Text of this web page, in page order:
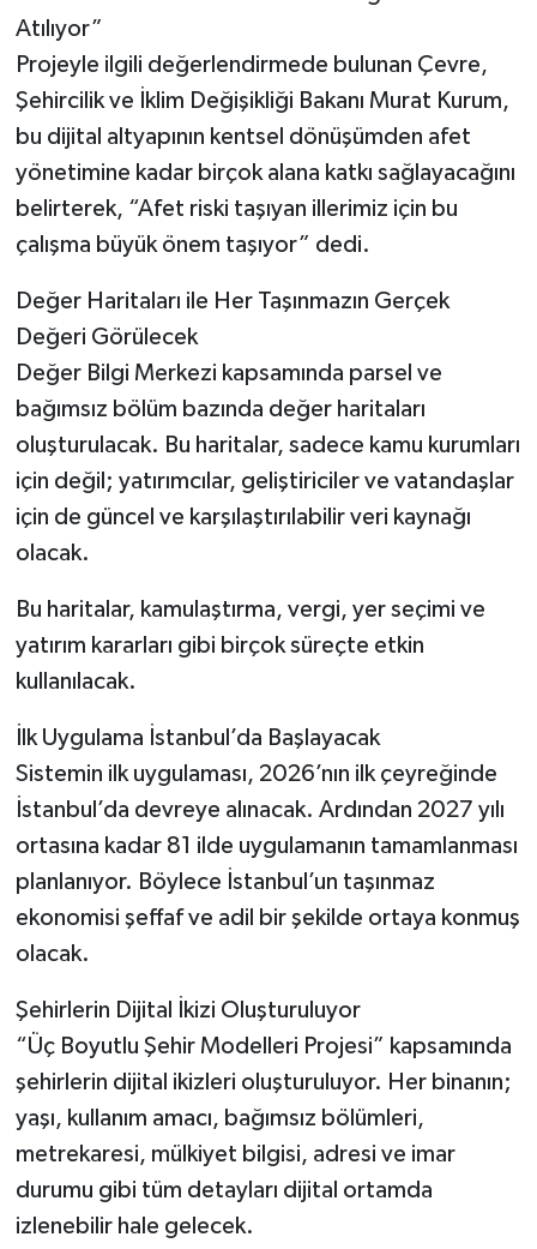
Atılıyor”
Projeyle ilgili değerlendirmede bulunan Çevre,
Şehircilik ve İklim Değişikliği Bakanı Murat Kurum,
bu dijital altyapının kentsel dönüşümden afet
yönetimine kadar birçok alana katkı sağlayacağını
belirterek, “Afet riski taşıyan illerimiz için bu
çalışma büyük önem taşıyor” dedi.
Değer Haritaları ile Her Taşınmazın Gerçek
Değeri Görülecek
Değer Bilgi Merkezi kapsamında parsel ve
bağımsız bölüm bazında değer haritaları
oluşturulacak. Bu haritalar, sadece kamu kurumları
için değil; yatırımcılar, geliştiriciler ve vatandaşlar
için de güncel ve karşılaştırılabilir veri kaynağı
olacak.
Bu haritalar, kamulaştırma, vergi, yer seçimi ve
yatırım kararları gibi birçok süreçte etkin
kullanılacak.
İlk Uygulama İstanbul’da Başlayacak
Sistemin ilk uygulaması, 2026’nın ilk çeyreğinde
İstanbul’da devreye alınacak. Ardından 2027 yılı
ortasına kadar 81 ilde uygulamanın tamamlanması
planlanıyor. Böylece İstanbul’un taşınmaz
ekonomisi şeffaf ve adil bir şekilde ortaya konmuş
olacak.
Şehirlerin Dijital İkizi Oluşturuluyor
“Üç Boyutlu Şehir Modelleri Projesi” kapsamında
şehirlerin dijital ikizleri oluşturuluyor. Her binanın;
yaşı, kullanım amacı, bağımsız bölümleri,
metrekaresi, mülkiyet bilgisi, adresi ve imar
durumu gibi tüm detayları dijital ortamda
izlenebilir hale gelecek.